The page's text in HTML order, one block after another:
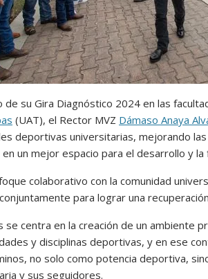
de su Gira Diagnóstico 2024 en las
(UAT), el Rector MVZ Dámaso Anaya
deportivas universitarias, mejorando
un mejor espacio para el desarrollo y
colaborativo con la comunidad
para lograr una
se centra en la creación de un ambiente
y disciplinas deportivas, y en ese
no solo como potencia deportiva,
y sus seguidores.